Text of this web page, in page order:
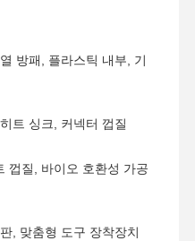
방패, 플라스틱 내부, 기
트 싱크, 커넥터 껍질
껍질, 바이오 호환성 가공
, 맞춤형 도구 장착장치